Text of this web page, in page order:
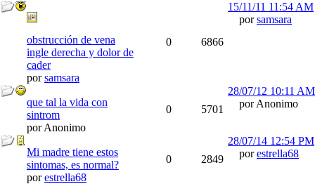
obstrucción de vena
ingle derecha y dolor de
cader
porsamsara
0 6866
15/11/11 11:54 AM
porsamsara
que tal la vida con
sintrom
por Anonimo
0 5701
28/07/12 10:11 AM
por Anonimo
Mi madre tiene estos
sintomas, es normal?
porestrella68
0 2849
28/07/14 12:54 PM
porestrella68